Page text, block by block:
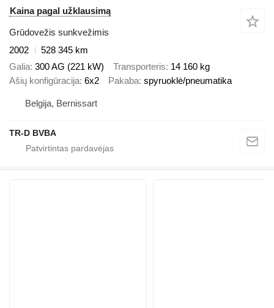
Kaina pagal užklausimą
Grūdovežis sunkvežimis
2002
528 345 km
Galia 300 AG (221 kW) Transporteris 14 160 kg
Ašių konfigūracija 6x2 Pakaba spyruoklė/pneumatika
Belgija, Bernissart
TR-D BVBA